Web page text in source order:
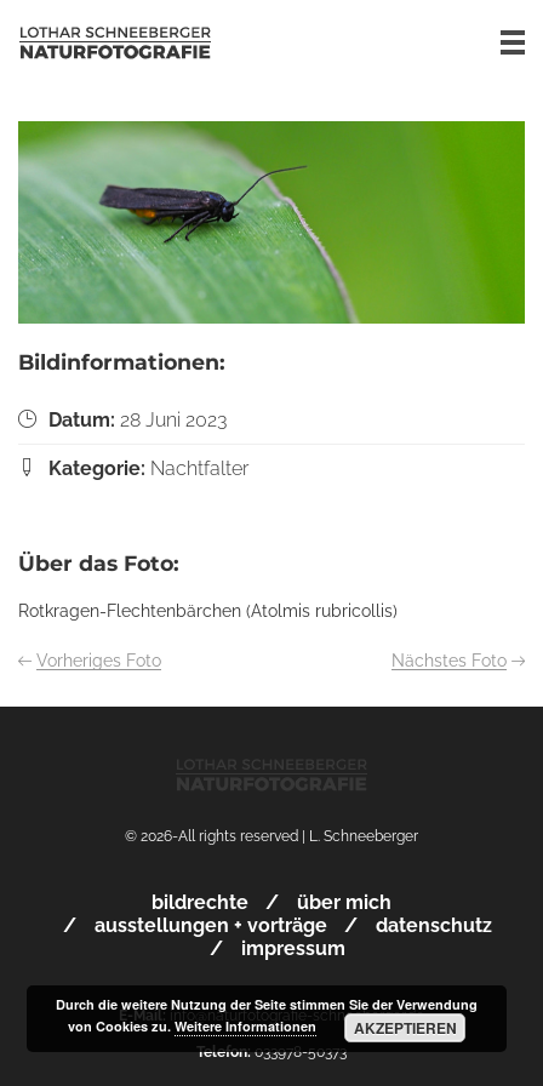
Bildinformationen:
Datum: 28 Juni 2023
Kategorie: Nachtfalter
Über das Foto:
Rotkragen-Flechtenbärchen (Atolmis rubricollis)
Vorheriges Foto Nächstes Foto
© 2026-All rights reserved | L. Schneeberger
bildrechte
über mich
ausstellungen + vorträge
datenschutz
impressum
E-Mail: info@naturfotografie-schneeberger.de
Telefon: 033978-50373
Durch die weitere Nutzung der Seite stimmen Sie der Verwendung
von Cookies zu.Weitere Informationen AKZEPTIEREN